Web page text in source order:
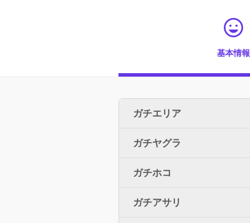
基本情報
ガチエリア
ガチヤグラ
ガチホコ
ガチアサリ